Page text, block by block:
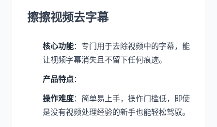
擦擦视频去字幕
核心功能：专门用于去除视频中的字幕，能
让视频字幕消失且不留下任何痕迹。
产品特点：
操作难度：简单易上手，操作门槛低，即使
是没有视频处理经验的新手也能轻松驾驭。